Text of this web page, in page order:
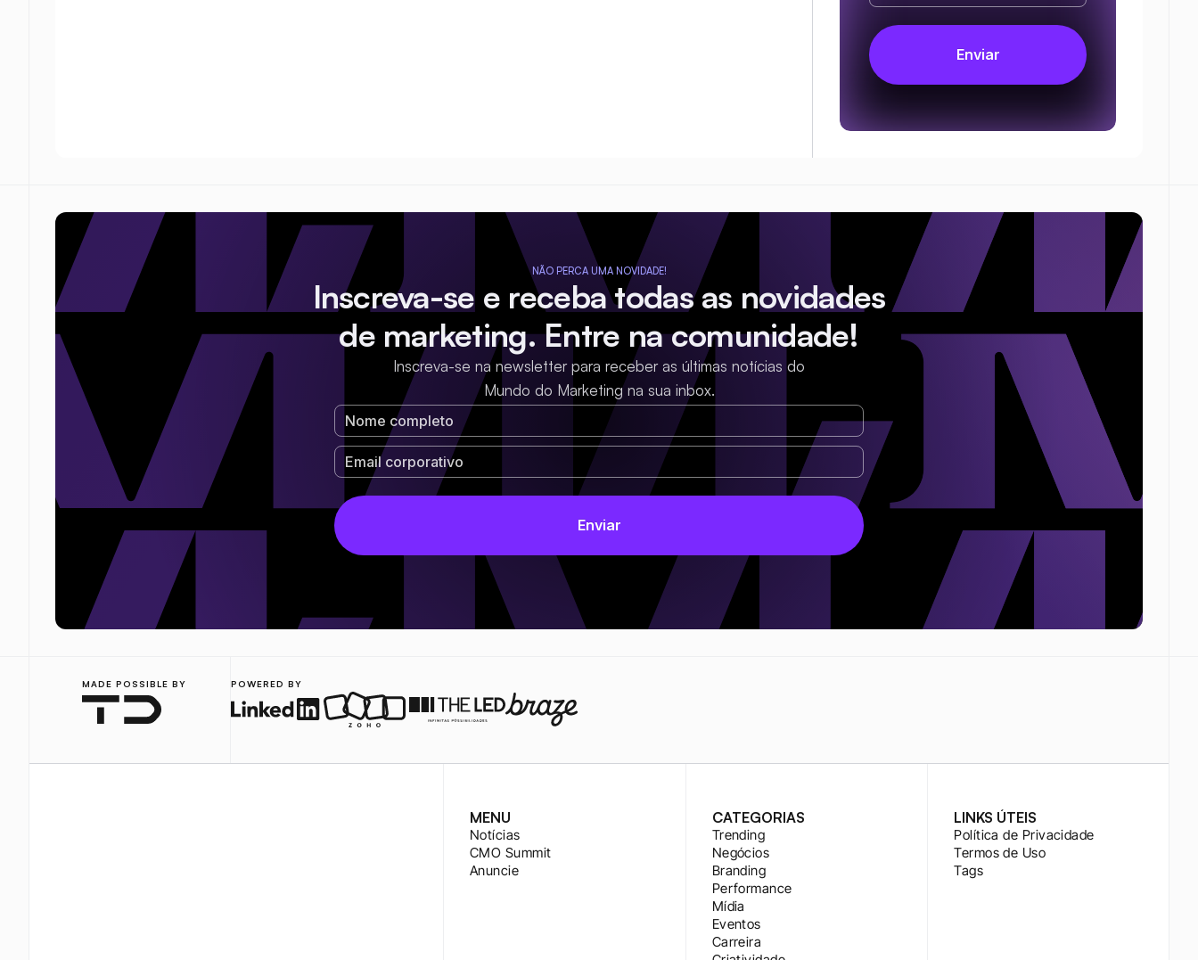
NÃO PERCA UMA NOVIDADE!
Inscreva-se e receba todas as novidades
de marketing. Entre na comunidade!
Inscreva-se na newsletter para receber as últimas notícias do
Mundo do Marketing na sua inbox.
MADE POSSIBLE BY POWERED BY
MENU
Notícias
CMO Summit
Anuncie
CATEGORIAS
Trending
Negócios
Branding
Performance
Mídia
Eventos
Carreira
LINKS ÚTEIS
Política de Privacidade
Termos de Uso
Tags